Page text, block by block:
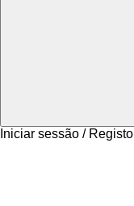
Iniciar sessão / Registo